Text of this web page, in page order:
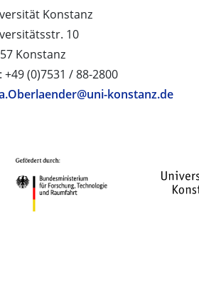
Konstanz
10
Konstanz
+49 (0)7531 / 88-2800
konstanz.de